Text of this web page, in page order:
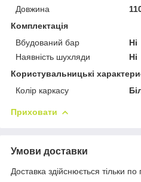
Довжина
Комплектація
Вбудований бар
Ні
Наявність шухляди
Ні
Користувальницькі
Колір каркасу
Приховати
Умови доставки
Доставка здійснюється тільки по